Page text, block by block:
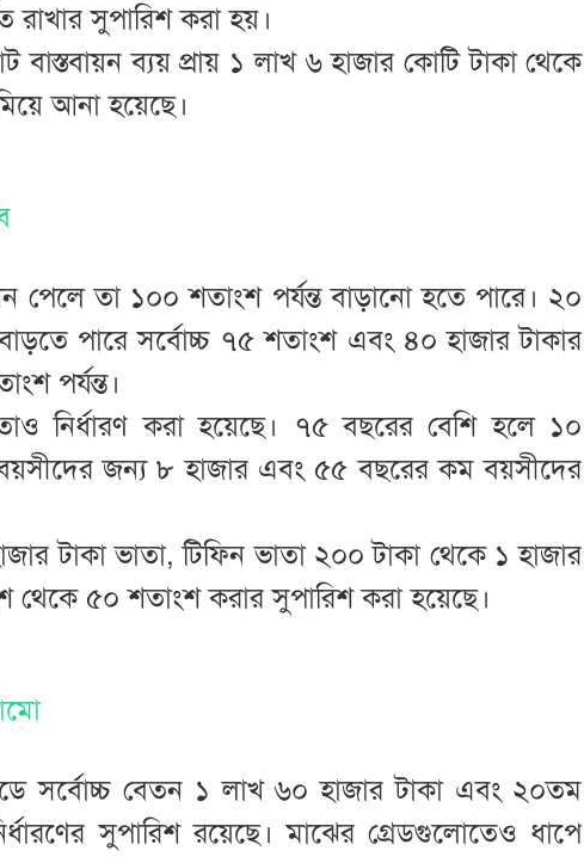
রাখার সুপারিশ করা হয়।
বাস্তবায়ন ব্যয় প্রায় ১ লাখ ৬ হাজার কোটি টাকা থেকে
আনা হয়েছে।
পেলে তা ১০০ শতাংশ পর্যন্ত বাড়ানো হতে পারে। ২০
পারে সর্বোচ্চ ৭৫ শতাংশ এবং ৪০ হাজার টাকার
পর্যন্ত।
নির্ধারণ করা হয়েছে। ৭৫ বছরের বেশি হলে ১০
জন্য ৮ হাজার এবং ৫৫ বছরের কম বয়সীদের
টাকা ভাতা, টিফিন ভাতা ২০০ টাকা থেকে ১ হাজার
থেকে ৫০ শতাংশ করার সুপারিশ করা হয়েছে।
সর্বোচ্চ বেতন ১ লাখ ৬০ হাজার টাকা এবং ২০তম
সুপারিশ রয়েছে। মাঝের গ্রেডগুলোতেও ধাপে